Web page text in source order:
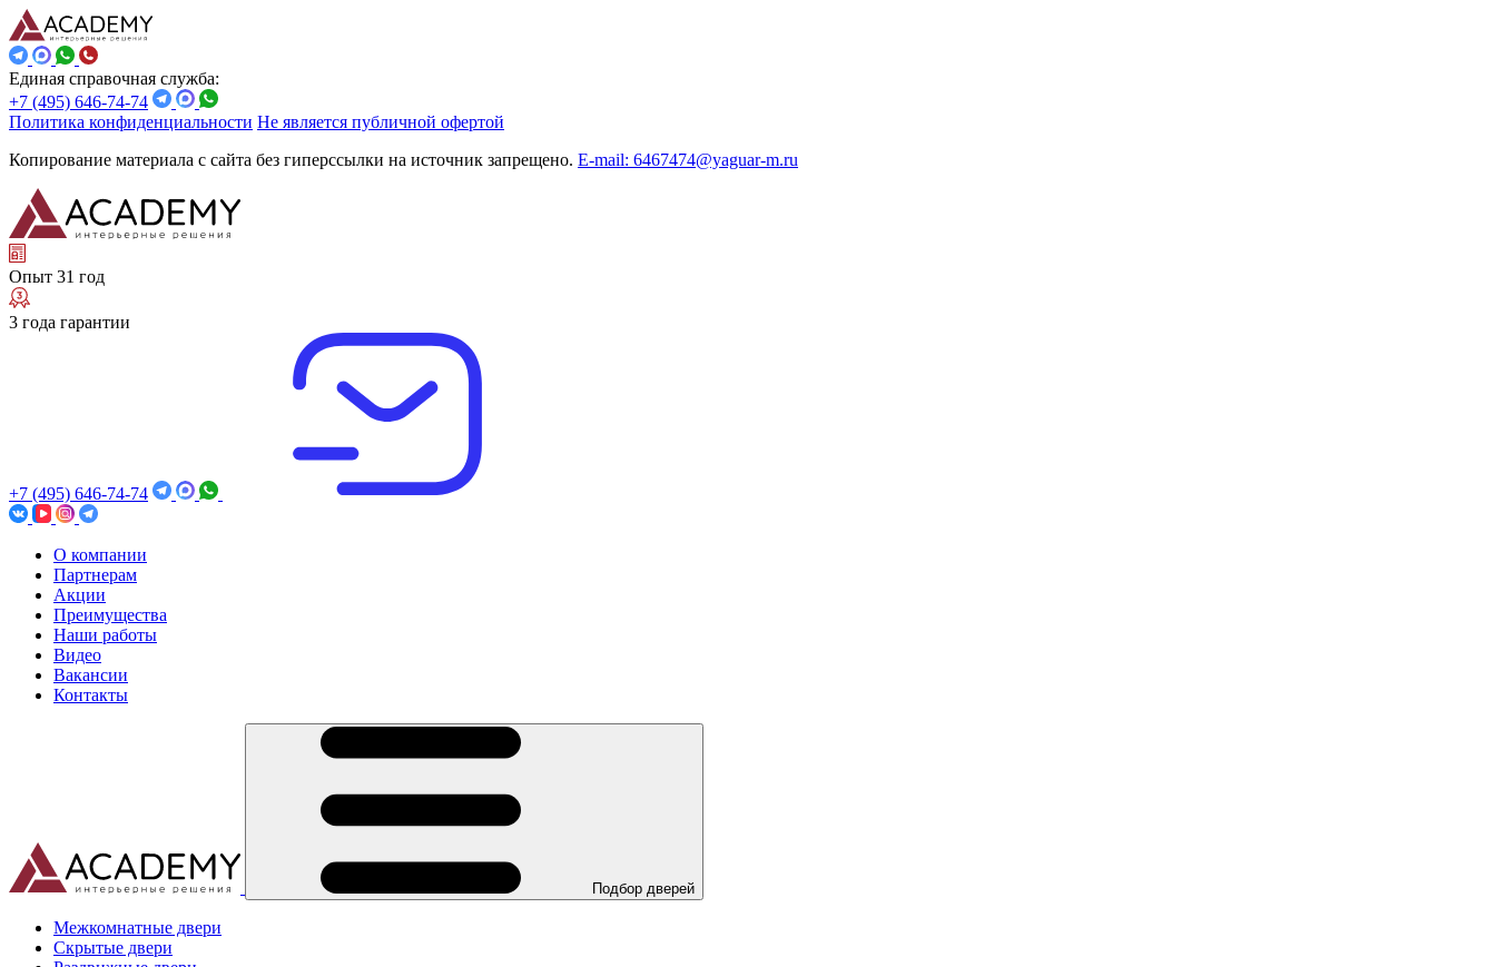
Единая справочная служба:
+7 (495) 646-74-74
Политика конфиденциальности Не является публичной офертой
Копирование материала с сайта без гиперссылки на источник запрещено. E-mail: 6467474@yaguar-m.ru
Опыт 31 год
3 года гарантии
+7 (495) 646-74-74
О компании
Партнерам
Акции
Преимущества
Наши работы
Видео
Вакансии
Контакты
Подбор дверей
Межкомнатные двери
Скрытые двери